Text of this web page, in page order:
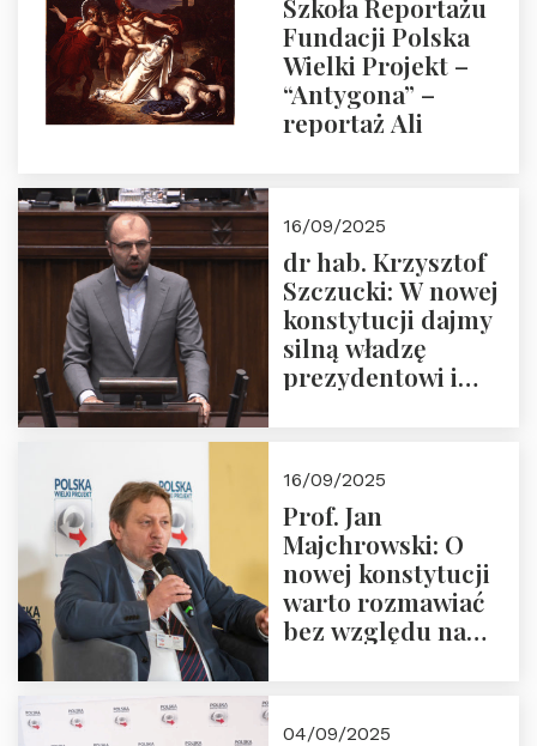
Szkoła Reportażu
Fundacji Polska
Wielki Projekt –
“Antygona” –
reportaż Ali
16/09/2025
dr hab. Krzysztof
Szczucki: W nowej
konstytucji dajmy
silną władzę
prezydentowi i
16/09/2025
Prof. Jan
Majchrowski: O
nowej konstytucji
warto rozmawiać
bez względu na
04/09/2025